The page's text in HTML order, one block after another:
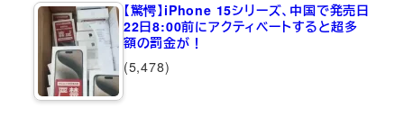
【驚愕】iPhone 15シリーズ、中国で発売日
22日8:00前にアクティベートすると超多
額の罰金が！
(5,478)